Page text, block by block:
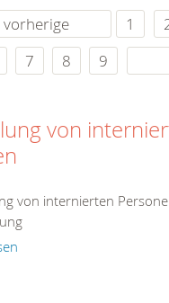
vorherige 1
7 8 9
von
von internierten